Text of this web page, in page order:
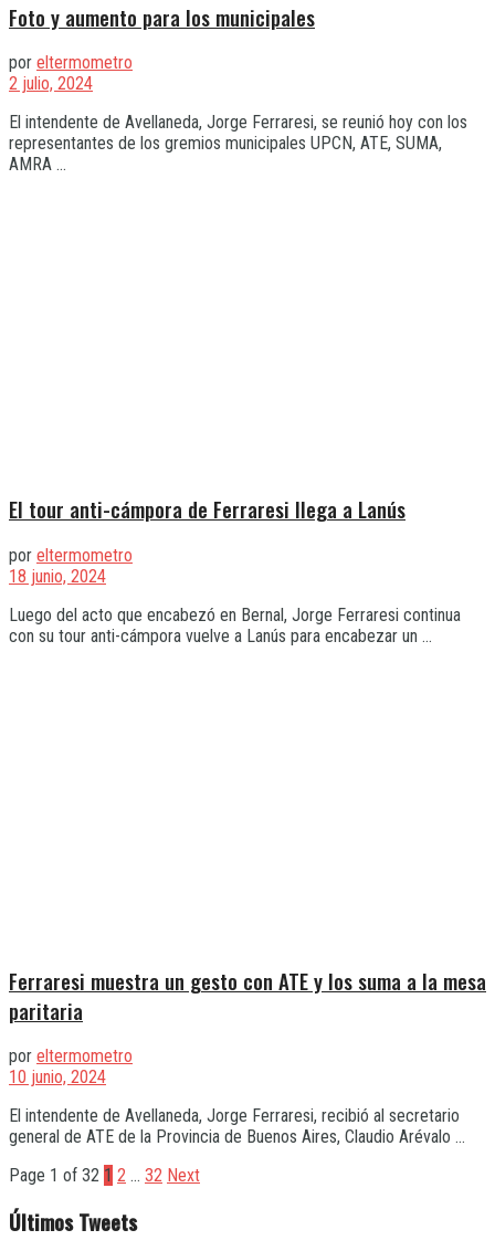
Foto y aumento para los municipales
por eltermometro
2 julio, 2024
El intendente de Avellaneda, Jorge Ferraresi, se reunió hoy con los
representantes de los gremios municipales UPCN, ATE, SUMA,
AMRA ...
El tour anti-cámpora de Ferraresi llega a Lanús
por eltermometro
18 junio, 2024
Luego del acto que encabezó en Bernal, Jorge Ferraresi continua
con su tour anti-cámpora vuelve a Lanús para encabezar un ...
Ferraresi muestra un gesto con ATE y los suma a la mesa
paritaria
por eltermometro
10 junio, 2024
El intendente de Avellaneda, Jorge Ferraresi, recibió al secretario
general de ATE de la Provincia de Buenos Aires, Claudio Arévalo ...
Page 1 of 32 1 2 … 32 Next
Últimos Tweets